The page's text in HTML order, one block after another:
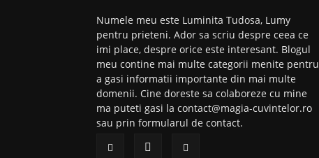
Numele meu este Luminita Tudosa, Lumy
pentru prieteni. Ador sa scriu despre ceea ce
imi place, despre orice este interesant. Blogul
meu contine mai multe categorii menite pentru
a gasi informatii importante din mai multe
domenii. Cine doreste sa colaboreze cu mine
ma puteti gasi la contact@magia-cuvintelor.ro
sau prin formularul de contact.